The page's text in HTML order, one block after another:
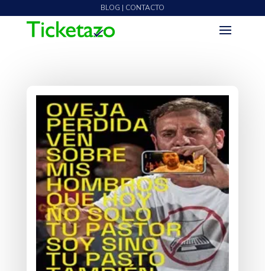
BLOG | CONTACTO